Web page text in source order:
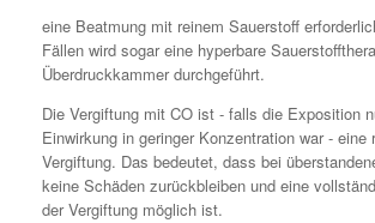
eine Beatmung mit reinem Sauerstoff
Fällen wird sogar eine hyperbare
Überdruckkammer durchgeführt.
Die Vergiftung mit CO ist - falls die Exposition
Einwirkung in geringer Konzentration war - eine
Vergiftung. Das bedeutet, dass bei
keine Schäden zurückbleiben und eine
der Vergiftung möglich ist.